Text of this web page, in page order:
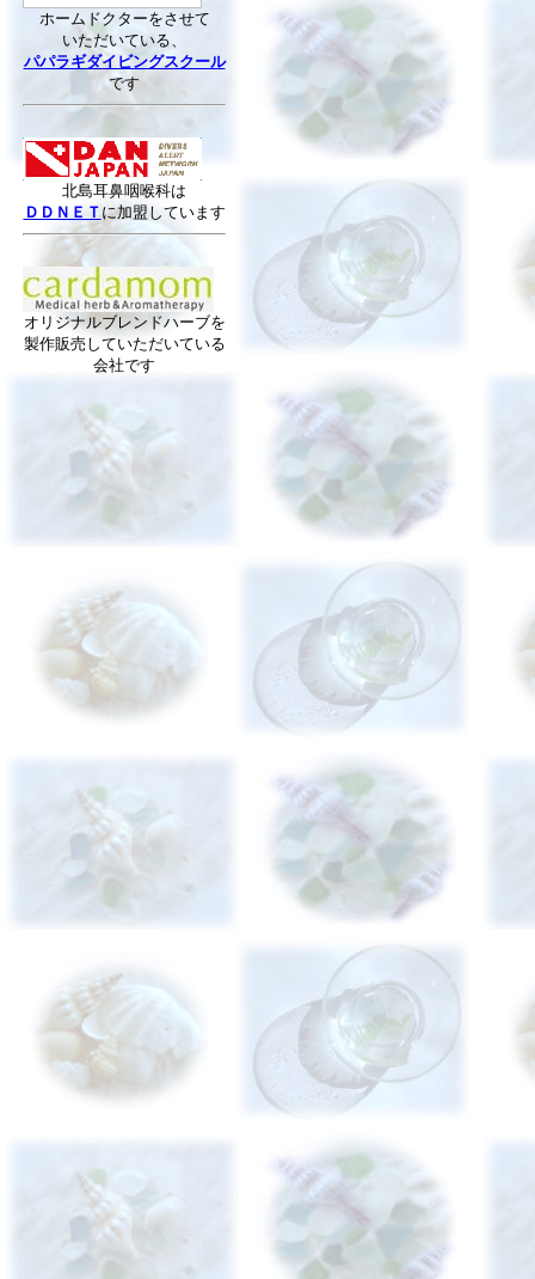
ホームドクターをさせて
いただいている、
パパラギダイビングスクール
です
北島耳鼻咽喉科は
ＤＤＮＥＴ に加盟しています
オリジナルブレンドハーブを
製作販売していただいている
会社です